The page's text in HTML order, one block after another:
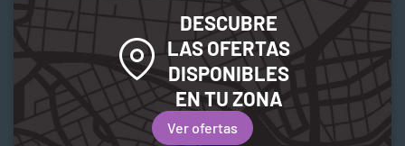
DESCUBRE
LAS OFERTAS
DISPONIBLES
EN TU ZONA
Ver ofertas
Política de privacidad-Política de Cookies
© 2026 Avatel Telecom. Todos los derechos reservados.